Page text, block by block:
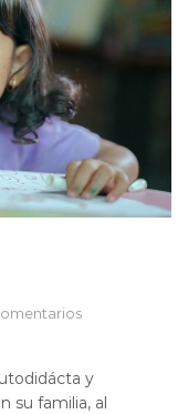
y
su familia, al